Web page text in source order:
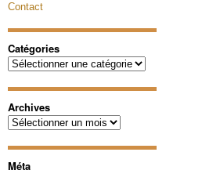
Contact
Catégories
Catégories
Archives
Archives
Méta